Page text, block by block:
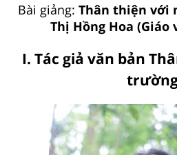
Bài giảng: Thân thiện với
Thị Hồng Hoa (Giáo
I. Tác giả văn bản